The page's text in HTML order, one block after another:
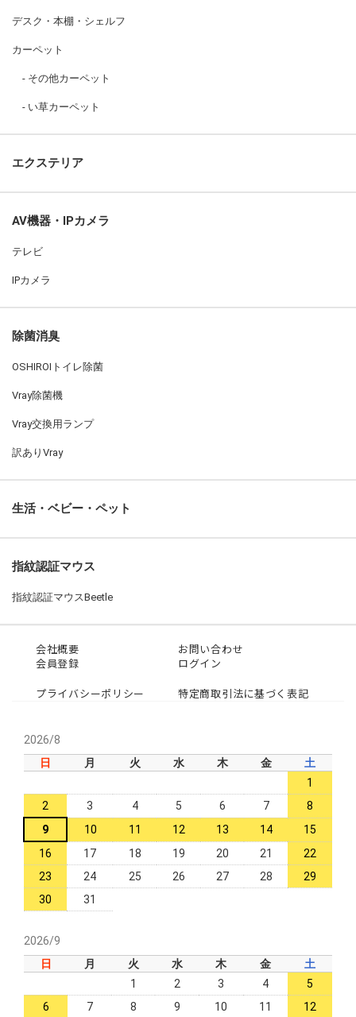
デスク・本棚・シェルフ
カーペット
その他カーペット
い草カーペット
エクステリア
AV機器・IPカメラ
テレビ
IPカメラ
除菌消臭
OSHIROIトイレ除菌
Vray除菌機
Vray交換用ランプ
訳ありVray
生活・ベビー・ペット
指紋認証マウス
指紋認証マウスBeetle
会社概要
お問い合わせ
会員登録
ログイン
プライバシーポリシー
特定商取引法に基づく表記
2026/8
日
月 火 水 木 金
土
1
2
3 4 5 6 7
8
9
10 11 12 13 14
15
16
17 18 19 20 21
22
23
24 25 26 27 28
29
30
31
2026/9
日
月 火 水 木 金
土
1
2 3 4
5
6
7 8 9 10 11 12